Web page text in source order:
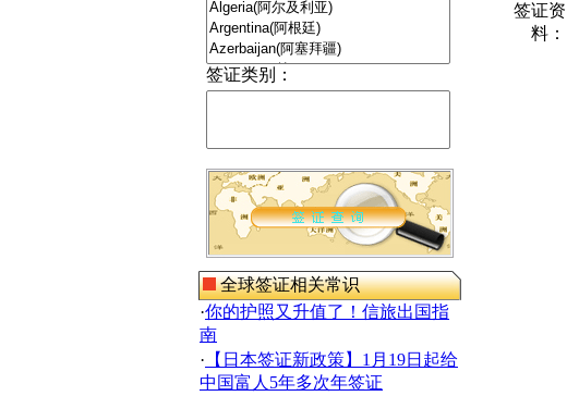
签证类别：
全球签证相关常识
·你的护照又升值了！信旅出国指
南
· 【日本签证新政策】1月19日起给
中国富人5年多次年签证
签证资
料：